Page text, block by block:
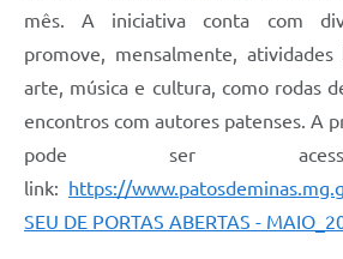
mês. A iniciativa conta com
promove, mensalmente,
arte, música e cultura, como rodas
encontros com autores patenses. A
pode ser
link: https://
SEU DE PORTAS ABERTAS -